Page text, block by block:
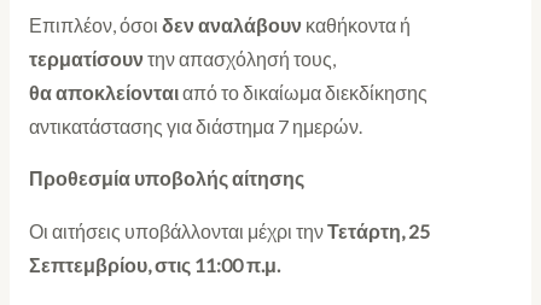
Επιπλέον, όσοι δεν αναλάβουν καθήκοντα ή
τερματίσουν την απασχόλησή τους,
θα αποκλείονταιαπό το δικαίωμα διεκδίκησης
αντικατάστασης για διάστημα 7 ημερών.
Προθεσμία υποβολής αίτησης
Οι αιτήσεις υποβάλλονται μέχρι τηνΤετάρτη, 25
Σεπτεμβρίου, στις 11:00 π.μ.